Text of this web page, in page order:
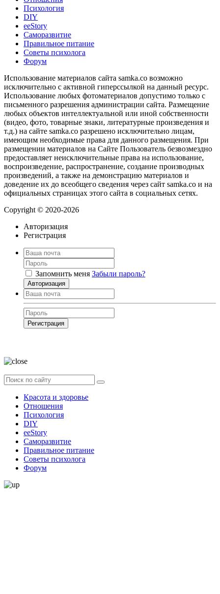
Психология
DIY
ееStory
Саморазвитие
Правильное питание
Советы психолога
Форум
Использование материалов сайта samka.co возможно
исключительно с активной гиперссылкой на данный ресурс.
Использование любых фотоматериалов допустимо только с
письменного разрешения администрации сайта. Размещение
любых объектов интеллектуальной или иной собственности
(видео, фото, товарные знаки, литературные произведения и
т.д.) на сайте samka.co разрешено исключительно лицам,
имеющим необходимые права для данного размещения. При
размещении материалов на Сайте Пользователь безвозмездно
предоставляет неисключительные права на использование,
воспроизведение, распространение, создание производных
произведений, а также на демонстрацию материалов и
доведение их до всеобщего сведения через сайт samka.co и на
официальных страницах этого сайта в социальных сетях.
Copyright © 2020-2026
Авторизация
Регистрация
Запомнить меня Забыли пароль?
Авторизация
Регистрация
Красота и здоровье
Отношения
Психология
DIY
ееStory
Саморазвитие
Правильное питание
Советы психолога
Форум